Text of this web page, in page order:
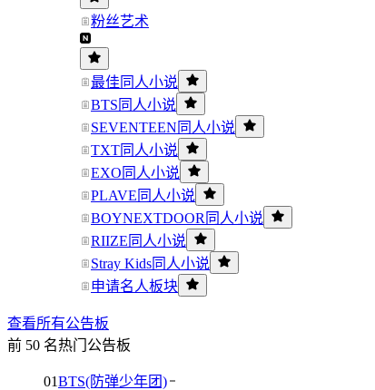
粉丝艺术
最佳同人小说
BTS同人小说
SEVENTEEN同人小说
TXT同人小说
EXO同人小说
PLAVE同人小说
BOYNEXTDOOR同人小说
RIIZE同人小说
Stray Kids同人小说
申请名人板块
查看所有公告板
前 50 名热门公告板
01BTS(防弹少年团)